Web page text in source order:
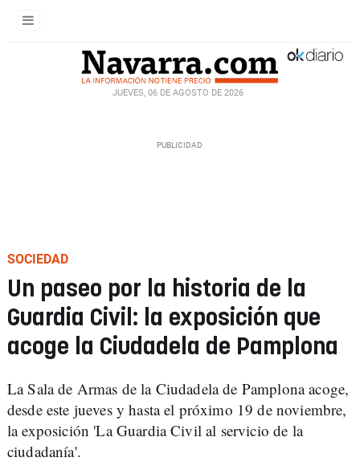
JUEVES, 06 DE AGOSTO DE 2026
SOCIEDAD
Un paseo por la historia de la
Guardia Civil: la exposición que
acoge la Ciudadela de Pamplona
La Sala de Armas de la Ciudadela de Pamplona acoge,
desde este jueves y hasta el próximo 19 de noviembre,
la exposición 'La Guardia Civil al servicio de la
ciudadanía'.